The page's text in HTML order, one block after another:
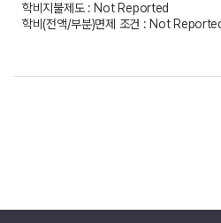
학비지불제도 : Not Reported
학비(전액/부분)면제 조건 : Not